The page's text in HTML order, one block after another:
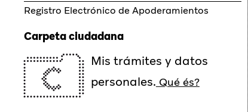
Registro Electrónico de Apoderamientos
Carpeta ciudadana
Mis trámites y datos
personales. Qué és?